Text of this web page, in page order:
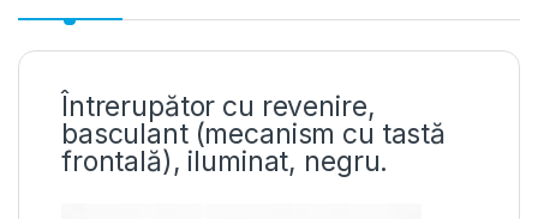
Întrerupător cu revenire,
basculant (mecanism cu tastă
frontală), iluminat, negru.